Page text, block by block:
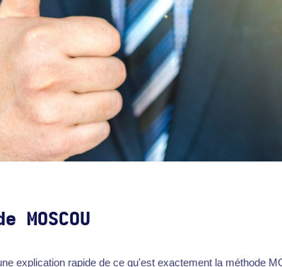
MOSCOU
explication rapide de ce qu'est exactement la méthode